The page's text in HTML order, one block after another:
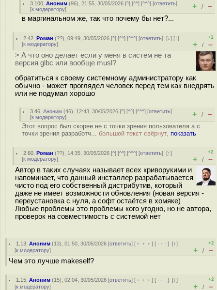
3.100 ,Аноним (96), 21:55, 30/05/2026 [^] [^^] [^^^] [ответить]
[к модератору] + / –
в маргинальном же, так что почему бы нет?...
2.42 ,Роман (??), 09:49, 30/05/2026 [^] [^^] [^^^] [ответить][↓] [↑]
[к модератору]
+1
+ / –
> А что оно делает если у меня в систем не та
версия glbc или вообще musl?
обратиться к своему системному администратору как
обычно - может проглядел человек перед тем как внедрять
или не подумал хорошо
3.46 ,Аноним (46), 12:43, 30/05/2026 [^] [^^] [^^^] [ответить]
[к модератору] + / –
Этот вопрос был скорее не с точки зрения пользователя а с
точки зрения разработч... большой текст свёрнут, показать
2.60 ,Роман (??), 14:35, 30/05/2026 [^] [^^] [^^^] [ответить][↑]
[к модератору]
+2
+ / –
Автор в таких случаях называет всех криворукими и
напоминает, что данный инсталлер разрабатывается
чисто под его собственный дистрибутив, который
даже не имеет возможности обновления (новая версия -
переустановка с нуля, а софт остаётся в хомяке)
Любые проблемы это проблемы кого угодно, но не автора,
проверок на совместимость с системой нет
1.13 ,Аноним (13), 01:50, 30/05/2026 [ответить] [ ﹢﹢﹢] [ · · ·][↑]
[к модератору]
+2
+ / –
Чем это лучше makeself?
1.15 ,Аноним (15), 02:04, 30/05/2026 [ответить] [ ﹢﹢﹢] [ · · ·][↓]
[к модератору]
+2
+ / –